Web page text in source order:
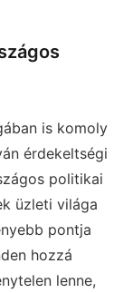
is komoly
érdekeltségi
politikai
üzleti világa
pontja
hozzá
lenne,